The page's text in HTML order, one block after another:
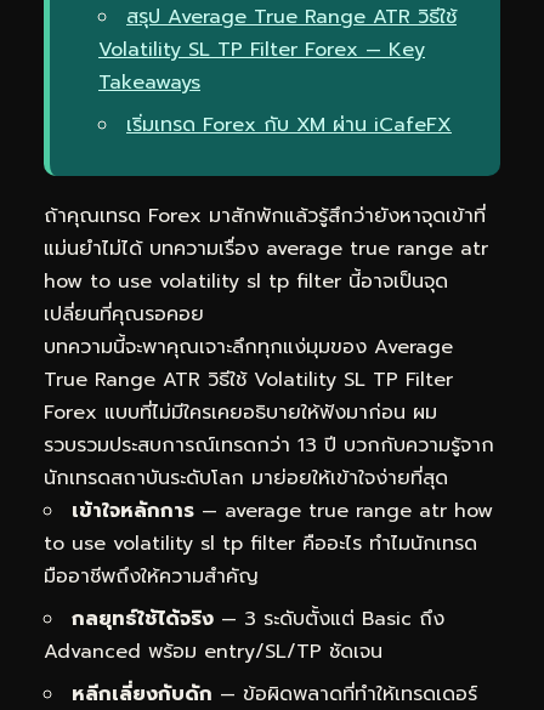
สรุป Average True Range ATR วิธีใช้
Volatility SL TP Filter Forex — Key
Takeaways
เริ่มเทรด Forex กับ XM ผ่าน iCafeFX
ถ้าคุณเทรด Forex มาสักพักแล้วรู้สึกว่ายังหาจุดเข้าที่
แม่นยำไม่ได้ บทความเรื่อง average true range atr
how to use volatility sl tp filter นี้อาจเป็นจุด
เปลี่ยนที่คุณรอคอย
บทความนี้จะพาคุณเจาะลึกทุกแง่มุมของ Average
True Range ATR วิธีใช้ Volatility SL TP Filter
Forex แบบที่ไม่มีใครเคยอธิบายให้ฟังมาก่อน ผม
รวบรวมประสบการณ์เทรดกว่า 13 ปี บวกกับความรู้จาก
นักเทรดสถาบันระดับโลก มาย่อยให้เข้าใจง่ายที่สุด
เข้าใจหลักการ — average true range atr how
to use volatility sl tp filter คืออะไร ทำไมนักเทรด
มืออาชีพถึงให้ความสำคัญ
กลยุทธ์ใช้ได้จริง — 3 ระดับตั้งแต่ Basic ถึง
Advanced พร้อม entry/SL/TP ชัดเจน
หลีกเลี่ยงกับดัก — ข้อผิดพลาดที่ทำให้เทรดเดอร์